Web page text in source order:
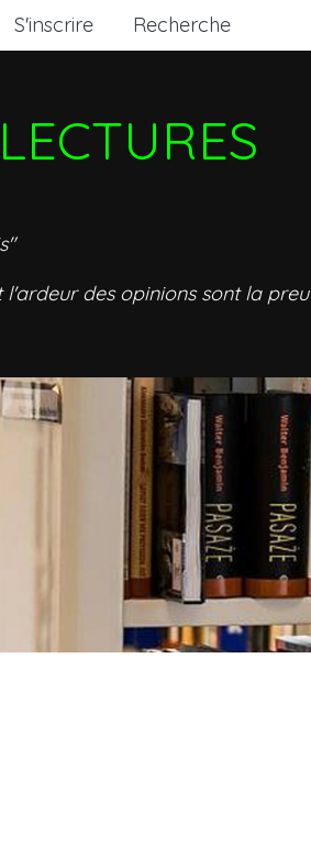
S'inscrire Recherche
l'ardeur des opinions sont la